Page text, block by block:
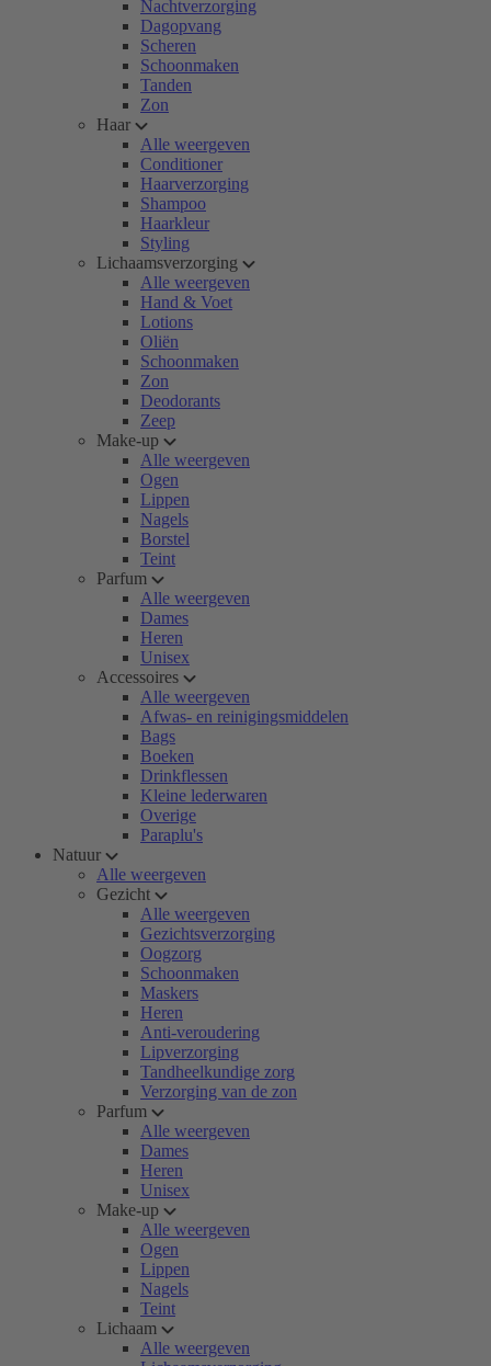
Nachtverzorging
Dagopvang
Scheren
Schoonmaken
Tanden
Zon
Haar
Alle weergeven
Conditioner
Haarverzorging
Shampoo
Haarkleur
Styling
Lichaamsverzorging
Alle weergeven
Hand & Voet
Lotions
Oliën
Schoonmaken
Zon
Deodorants
Zeep
Make-up
Alle weergeven
Ogen
Lippen
Nagels
Borstel
Teint
Parfum
Alle weergeven
Dames
Heren
Unisex
Accessoires
Alle weergeven
Afwas- en reinigingsmiddelen
Bags
Boeken
Drinkflessen
Kleine lederwaren
Overige
Paraplu's
Natuur
Alle weergeven
Gezicht
Alle weergeven
Gezichtsverzorging
Oogzorg
Schoonmaken
Maskers
Heren
Anti-veroudering
Lipverzorging
Tandheelkundige zorg
Verzorging van de zon
Parfum
Alle weergeven
Dames
Heren
Unisex
Make-up
Alle weergeven
Ogen
Lippen
Nagels
Teint
Lichaam
Alle weergeven